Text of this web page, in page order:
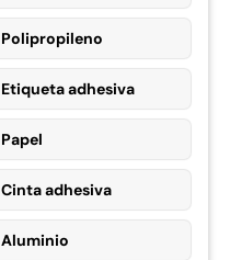
Polipropileno
Etiqueta adhesiva
Papel
Cinta adhesiva
Aluminio